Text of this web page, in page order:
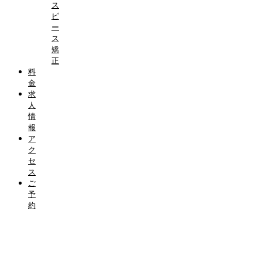
ス
ピ
ー
ス
矯
正
料
金
求
人
情
報
ア
ク
セ
ス
ご
予
約